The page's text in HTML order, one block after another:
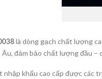
là dòng gạch chất lượng
đảm bảo chất lượng đầu
nhập khẩu cao cấp được các